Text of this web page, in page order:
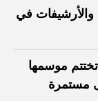
في
موسمها
مستمرة